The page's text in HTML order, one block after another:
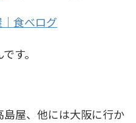
食べログ
す。
屋、他には大阪に行か